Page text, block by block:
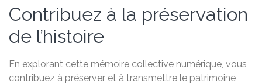
Contribuez à la préservation
de l’histoire
En explorant cette mémoire collective numérique, vous
contribuez à préserver et à transmettre le patrimoine